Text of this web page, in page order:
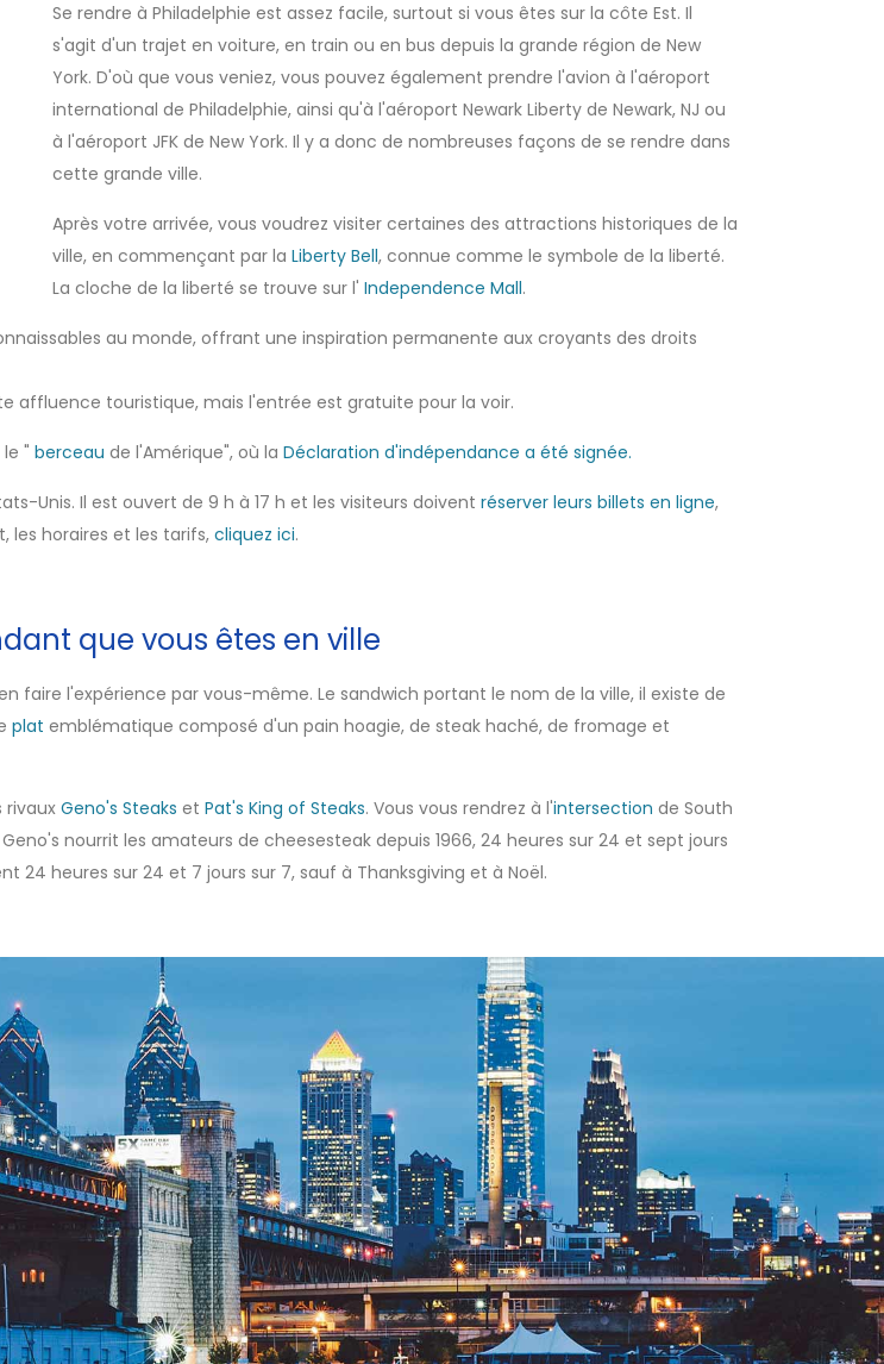
Se rendre à Philadelphie est assez facile, surtout si vous êtes sur la côte Est. Il
s'agit d'un trajet en voiture, en train ou en bus depuis la grande région de New
York. D'où que vous veniez, vous pouvez également prendre l'avion à l'aéroport
international de Philadelphie, ainsi qu'à l'aéroport Newark Liberty de Newark, NJ ou
à l'aéroport JFK de New York. Il y a donc de nombreuses façons de se rendre dans
cette grande ville.
Après votre arrivée, vous voudrez visiter certaines des attractions historiques de la
ville, en commençant par la Liberty Bell, connue comme le symbole de la liberté.
La cloche de la liberté se trouve sur l' Independence Mall.
au monde, offrant une inspiration permanente aux croyants des droits
affluence touristique, mais l'entrée est gratuite pour la voir.
" berceau de l'Amérique", où la Déclaration d'indépendance a été signée.
Unis. Il est ouvert de 9 h à 17 h et les visiteurs doivent réserver leurs billets en ligne,
les horaires et les tarifs, cliquez ici.
que vous êtes en ville
faire l'expérience par vous-même. Le sandwich portant le nom de la ville, il existe de
plat emblématique composé d'un pain hoagie, de steak haché, de fromage et
rivaux Geno's Steaks et Pat's King of Steaks. Vous vous rendrez à l'intersection de South
nourrit les amateurs de cheesesteak depuis 1966, 24 heures sur 24 et sept jours
24 heures sur 24 et 7 jours sur 7, sauf à Thanksgiving et à Noël.